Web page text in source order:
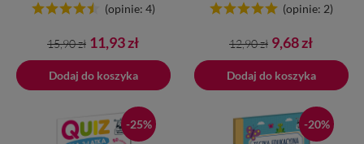
(opinie: 4)
Cena
podstawowa
15,90 zł Cena
11,93 zł
Dodaj do koszyka
(opinie: 2)
Cena
podstawowa
12,90 zł Cena
9,68 zł
Dodaj do koszyka
Dodano do koszyka
-25% -20%